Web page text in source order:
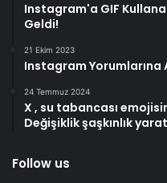
Instagram'a GIF
Geldi!
21 Ekim 2023
Instagram Yorumlarına
24 Temmuz 2024
X , su tabancası
Değişiklik şaşkınlık
Follow us